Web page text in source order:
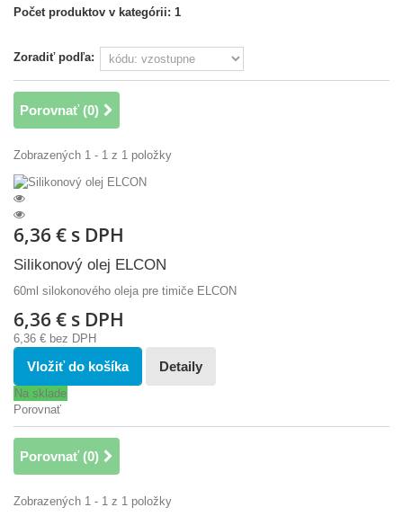
Počet produktov v kategórii: 1
Zoradiť podľa:
Porovnať (0)
Zobrazených 1 - 1 z 1 položky
6,36 € s DPH
Silikonový olej ELCON
60ml silokonového oleja pre timiče ELCON
6,36 € s DPH
6,36 € bez DPH
Vložiť do košíka Detaily
Na sklade
Porovnať
Porovnať (0)
Zobrazených 1 - 1 z 1 položky